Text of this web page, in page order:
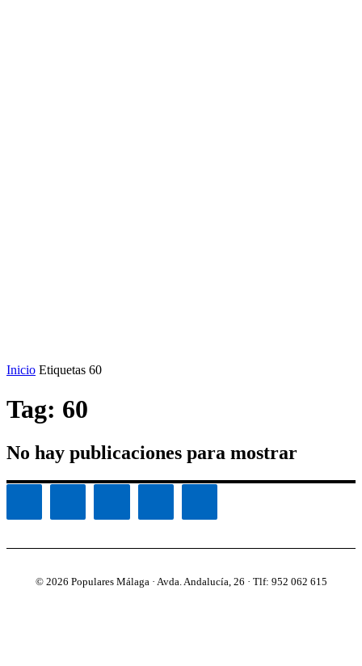
Inicio Etiquetas 60
Tag: 60
No hay publicaciones para mostrar
© 2026 Populares Málaga · Avda. Andalucía, 26 · Tlf: 952 062 615